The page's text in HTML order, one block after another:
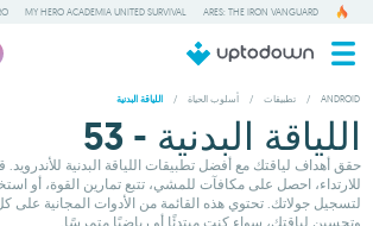
ARES: THE IRON VANGUARD
MY HERO ACADEMIA UNITED SURVIVAL
ANDROID
/ تطبيقات / أسلوب الحياة / اللياقة البدنية
اللياقة البدنية - 53
حقق أهداف لياقتك مع أفضل تطبيقات اللياقة البدنية للأندرويد.
للارتداء، احصل على مكافآت للمشي، تتبع تمارين القوة، أو
لتسجيل جولاتك. تحتوي هذه القائمة من الأدوات المجانية على
وتحسين لياقتك، سواء كنت مبتدئًا أو رياضيًا متمرسًا.